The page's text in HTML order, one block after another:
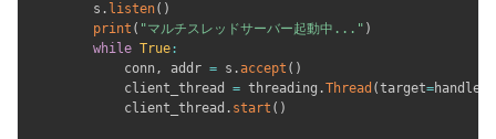
        s
. listen( )
print ( "マルチスレッドサーバー起動中..." )
while True :
            conn
, addr = s .accept ( )
            client_thread
= threading .Thread (target=
            client_thread
. start ( )